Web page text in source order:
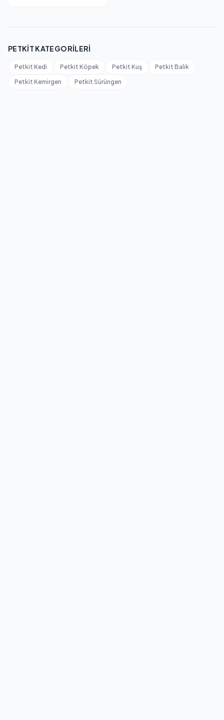
PETKIT KATEGORILERI
Petkit Kedi Petkit Köpek Petkit Kuş
Petkit Balık
Petkit Kemirgen
Petkit Sürüngen